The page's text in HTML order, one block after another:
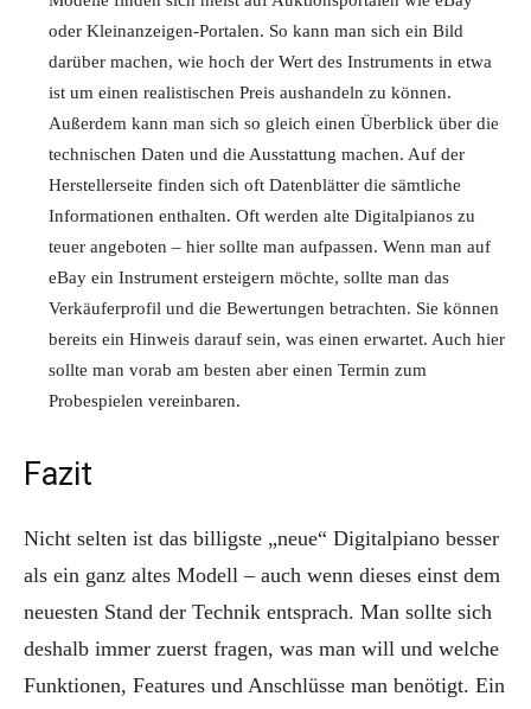
oder Kleinanzeigen-Portalen. So kann man sich ein Bild
darüber machen, wie hoch der Wert des Instruments in etwa
ist um einen realistischen Preis aushandeln zu können.
Außerdem kann man sich so gleich einen Überblick über die
technischen Daten und die Ausstattung machen. Auf der
Herstellerseite finden sich oft Datenblätter die sämtliche
Informationen enthalten. Oft werden alte Digitalpianos zu
teuer angeboten – hier sollte man aufpassen. Wenn man auf
eBay ein Instrument ersteigern möchte, sollte man das
Verkäuferprofil und die Bewertungen betrachten. Sie können
bereits ein Hinweis darauf sein, was einen erwartet. Auch hier
sollte man vorab am besten aber einen Termin zum
Probespielen vereinbaren.
Fazit
Nicht selten ist das billigste „neue“ Digitalpiano besser
als ein ganz altes Modell – auch wenn dieses einst dem
neuesten Stand der Technik entsprach. Man sollte sich
deshalb immer zuerst fragen, was man will und welche
Funktionen, Features und Anschlüsse man benötigt. Ein